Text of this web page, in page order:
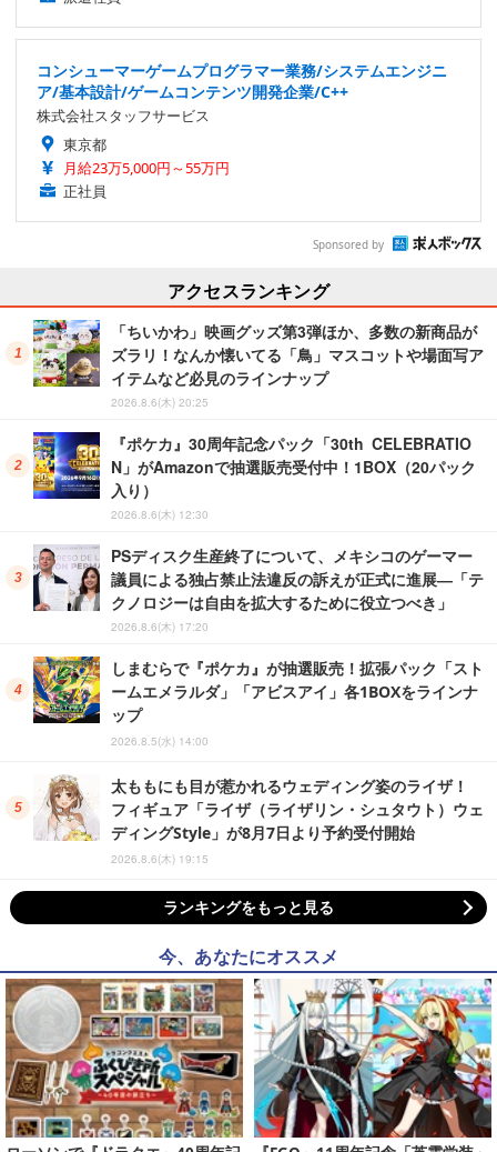
コンシューマーゲームプログラマー業務/システムエンジニ
ア/基本設計/ゲームコンテンツ開発企業/C++
株式会社スタッフサービス
東京都
月給23万5,000円～55万円
正社員
Sponsored by
アクセスランキング
「ちいかわ」映画グッズ第3弾ほか、多数の新商品が
ズラリ！なんか懐いてる「鳥」マスコットや場面写ア
イテムなど必見のラインナップ
2026.8.6(木) 20:25
『ポケカ』30周年記念パック「30th CELEBRATIO
N」がAmazonで抽選販売受付中！1BOX（20パック
入り）
2026.8.6(木) 12:30
PSディスク生産終了について、メキシコのゲーマー
議員による独占禁止法違反の訴えが正式に進展―「テ
クノロジーは自由を拡大するために役立つべき」
2026.8.6(木) 17:20
しまむらで『ポケカ』が抽選販売！拡張パック「スト
ームエメラルダ」「アビスアイ」各1BOXをラインナ
ップ
2026.8.5(水) 14:00
太ももにも目が惹かれるウェディング姿のライザ！
フィギュア「ライザ（ライザリン・シュタウト）ウェ
ディングStyle」が8月7日より予約受付開始
2026.8.6(木) 19:15
ランキングをもっと見る
今、あなたにオススメ